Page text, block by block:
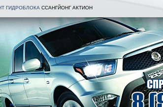
ГИДРОБЛОКА ССАНГЙОНГ АКТИОН